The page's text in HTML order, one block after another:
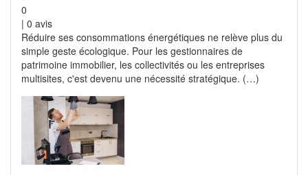
0
| 0 avis
Réduire ses consommations énergétiques ne relève plus du
simple geste écologique. Pour les gestionnaires de
patrimoine immobilier, les collectivités ou les entreprises
multisites, c'est devenu une nécessité stratégique. (…)